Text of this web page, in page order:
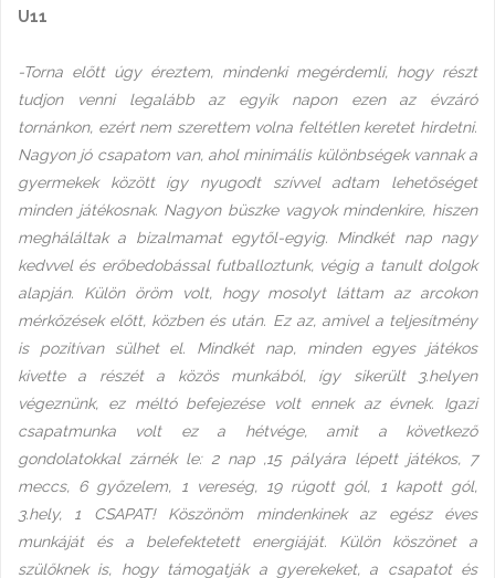
U11
-Torna előtt úgy éreztem, mindenki megérdemli, hogy részt
tudjon venni legalább az egyik napon ezen az évzáró
tornánkon, ezért nem szerettem volna feltétlen keretet hirdetni.
Nagyon jó csapatom van, ahol minimális különbségek vannak a
gyermekek között így nyugodt szívvel adtam lehetőséget
minden játékosnak. Nagyon büszke vagyok mindenkire, hiszen
megháláltak a bizalmamat egytől-egyig. Mindkét nap nagy
kedvvel és erőbedobással futballoztunk, végig a tanult dolgok
alapján. Külön öröm volt, hogy mosolyt láttam az arcokon
mérkőzések előtt, közben és után. Ez az, amivel a teljesítmény
is pozitívan sülhet el. Mindkét nap, minden egyes játékos
kivette a részét a közös munkából, így sikerült 3.helyen
végeznünk, ez méltó befejezése volt ennek az évnek. Igazi
csapatmunka volt ez a hétvége, amit a következő
gondolatokkal zárnék le: 2 nap ,15 pályára lépett játékos, 7
meccs, 6 győzelem, 1 vereség, 19 rúgott gól, 1 kapott gól,
3.hely, 1 CSAPAT! Köszönöm mindenkinek az egész éves
munkáját és a belefektetett energiáját. Külön köszönet a
szülőknek is, hogy támogatják a gyerekeket, a csapatot és